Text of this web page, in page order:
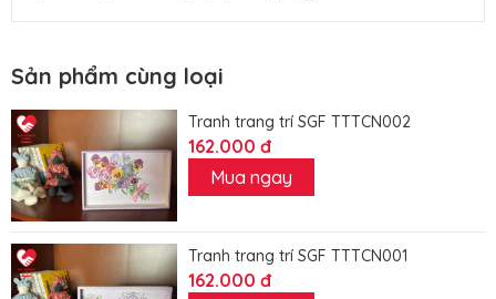
Sản phẩm cùng loại
Tranh trang trí SGF TTTCN002
162.000 đ
Mua ngay
Tranh trang trí SGF TTTCN001
162.000 đ